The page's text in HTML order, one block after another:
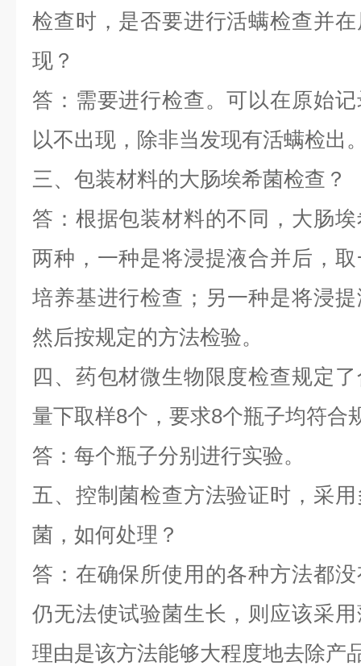
检查时，是否要进行活螨检查并
现？
答：需要进行检查。可以在原始
以不出现，除非当发现有活螨检出
三、包装材料的大肠埃希菌检查？
答：根据包装材料的不同，大肠
两种，一种是将浸提液合并后，
培养基进行检查；另一种是将浸
然后按规定的方法检验。
四、药包材微生物限度检查规定
量下取样8个，要求8个瓶子均符合
答：每个瓶子分别进行实验。
五、控制菌检查方法验证时，采
菌，如何处理？
答：在确保所使用的各种方法都
仍无法使试验菌生长，则应该采
理由是该方法能够大程度地去除产